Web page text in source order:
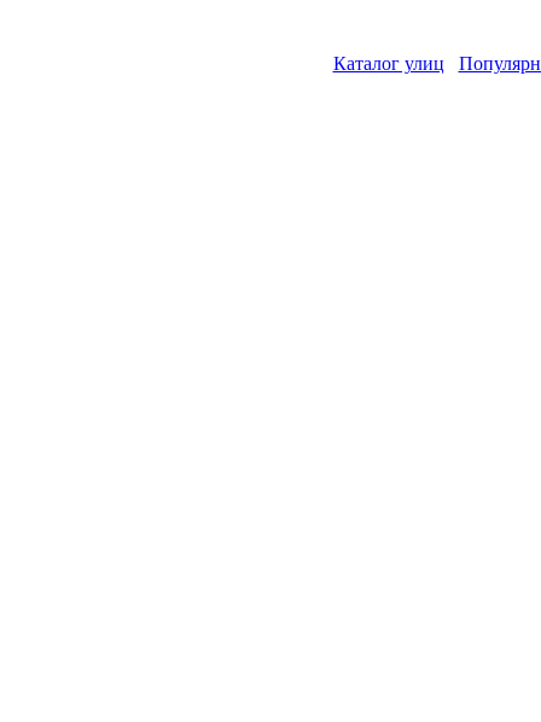
Каталог улиц